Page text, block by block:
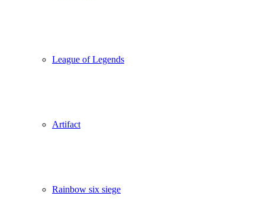
League of Legends
Artifact
Rainbow six siege